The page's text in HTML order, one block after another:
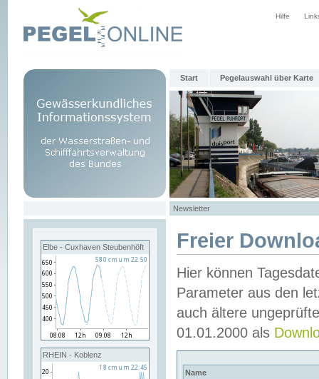
Hilfe
Start Pegelauswahl über Karte
Newsletter
Elbe - Cuxhaven Steubenhöft
RHEIN - Koblenz
Freier
Hier können
Parameter aus den
auch ältere
01.01.2000 als
Name